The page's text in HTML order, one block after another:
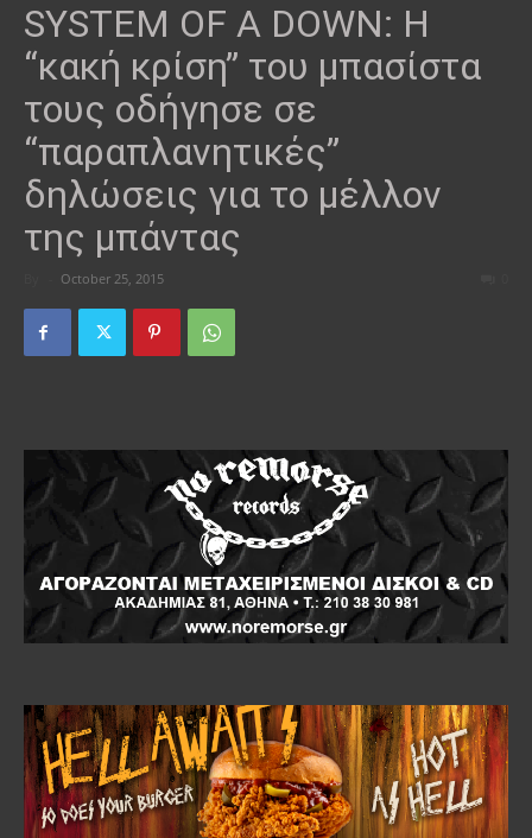
SYSTEM OF A DOWN: Η
“κακή κρίση” του μπασίστα
τους οδήγησε σε
“παραπλανητικές”
δηλώσεις για το μέλλον
της μπάντας
October 25, 2015